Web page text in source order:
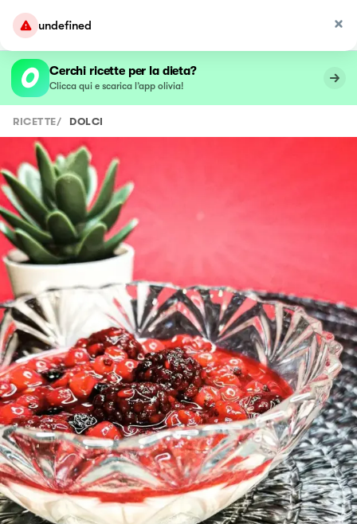
undefined
Cerchi ricette per la dieta?
Clicca qui e scarica l’app olivia!
RICETTE/ DOLCI